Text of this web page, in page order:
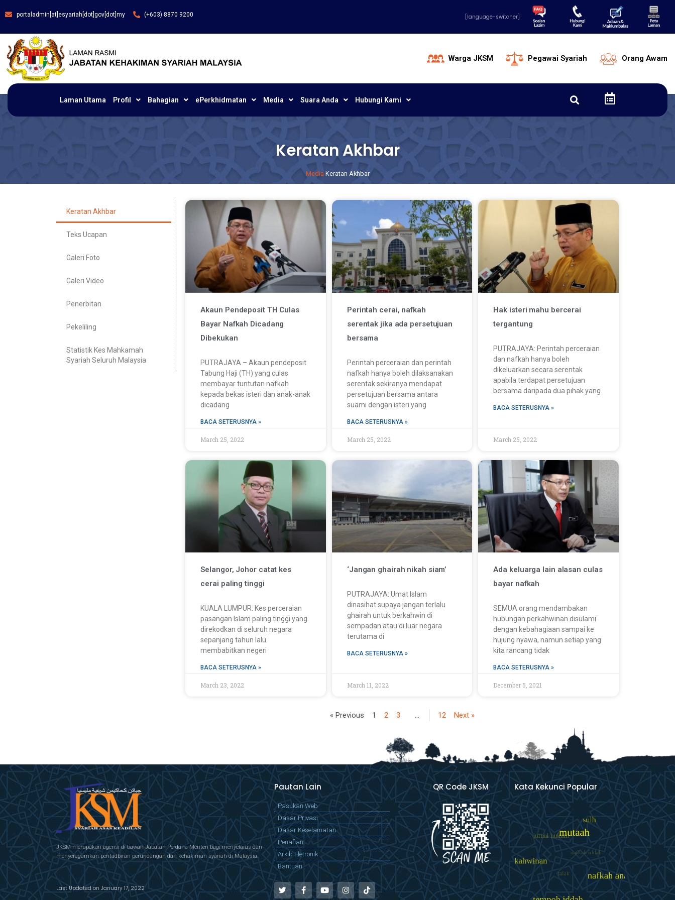
portaladmin[at]esyariah[dot]gov[dot]my (+603) 8870 9200 [language-switcher]
Warga JKSM Pegawai Syariah Orang Awam
Laman Utama Profil Bahagian ePerkhidmatan Media Suara Anda Hubungi Kami
Keratan Akhbar
Media Keratan Akhbar
Keratan Akhbar
Teks Ucapan
Galeri Foto
Galeri Video
Penerbitan
Pekeliling
Statistik Kes Mahkamah
Syariah Seluruh Malaysia
Akaun Pendeposit TH Culas
Bayar Nafkah Dicadang
Dibekukan
PUTRAJAYA – Akaun pendeposit
Tabung Haji (TH) yang culas
membayar tuntutan nafkah
kepada bekas isteri dan anak-anak
dicadang
BACA SETERUSNYA »
March 25, 2022
Perintah cerai, nafkah
serentak jika ada persetujuan
bersama
Perintah perceraian dan perintah
nafkah hanya boleh dilaksanakan
serentak sekiranya mendapat
persetujuan bersama antara
suami dengan isteri yang
BACA SETERUSNYA »
March 25, 2022
Hak isteri mahu bercerai
tergantung
PUTRAJAYA: Perintah perceraian
dan nafkah hanya boleh
dikeluarkan secara serentak
apabila terdapat persetujuan
bersama daripada dua pihak yang
BACA SETERUSNYA »
March 25, 2022
Selangor, Johor catat kes
cerai paling tinggi
KUALA LUMPUR: Kes perceraian
pasangan Islam paling tinggi yang
direkodkan di seluruh negara
sepanjang tahun lalu
membabitkan negeri
BACA SETERUSNYA »
March 23, 2022
‘Jangan ghairah nikah siam’
PUTRAJAYA: Umat Islam
dinasihat supaya jangan terlalu
ghairah untuk berkahwin di
sempadan atau di luar negara
terutama di
BACA SETERUSNYA »
March 11, 2022
Ada keluarga lain alasan culas
bayar nafkah
SEMUA orang mendambakan
hubungan perkahwinan disulami
dengan kebahagiaan sampai ke
hujung nyawa, namun setiap yang
kita rancang tidak
BACA SETERUSNYA »
December 5, 2021
« Previous 1 2 3 … 12 Next »
JKSM merupakan agensi di bawah Jabatan Perdana Menteri bagi menyelaras dan
menyeragamkan pentadbiran perundangan dan kehakiman syariah di Malaysia.
Last Updated on January 17, 2022
Pautan Lain
Pasukan Web
Dasar Privasi
Dasar Keselamatan
Penafian
Arkib Eletronik
Bantuan
QR Code JKSM Kata Kekunci Popular